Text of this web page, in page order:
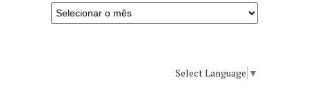
Select Language ▼